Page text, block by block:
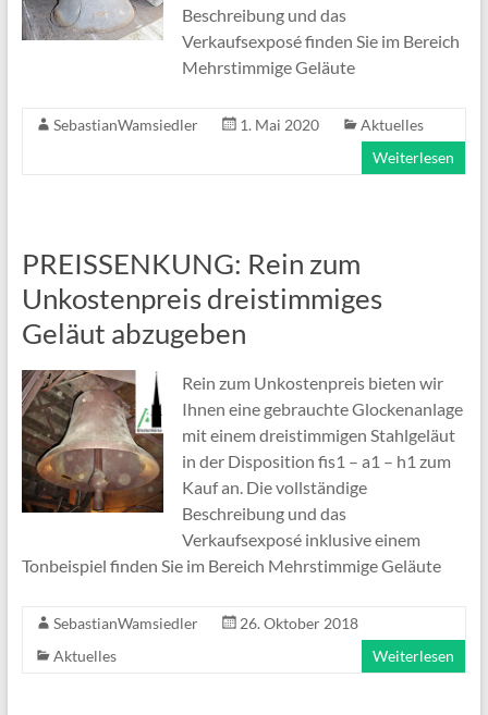
Beschreibung und das
Verkaufsexposé finden Sie im Bereich
Mehrstimmige Geläute
SebastianWamsiedler 1. Mai 2020
Aktuelles
Weiterlesen
PREISSENKUNG: Rein zum
Unkostenpreis dreistimmiges
Geläut abzugeben
Rein zum Unkostenpreis bieten wir
Ihnen eine gebrauchte Glockenanlage
mit einem dreistimmigen Stahlgeläut
in der Disposition fis1 – a1 – h1 zum
Kauf an. Die vollständige
Beschreibung und das
Verkaufsexposé inklusive einem
Tonbeispiel finden Sie im Bereich Mehrstimmige Geläute
SebastianWamsiedler
26. Oktober 2018
Aktuelles
Weiterlesen